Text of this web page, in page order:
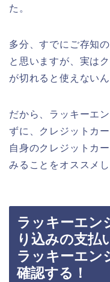
た。
多分、すでにご存知
と思いますが、実は
が切れると使えない
だから、ラッキーエ
ずに、クレジットカ
自身のクレジットカ
みることをオススメし
ラッキーエン
り込みの支払
ラッキーエン
確認する！